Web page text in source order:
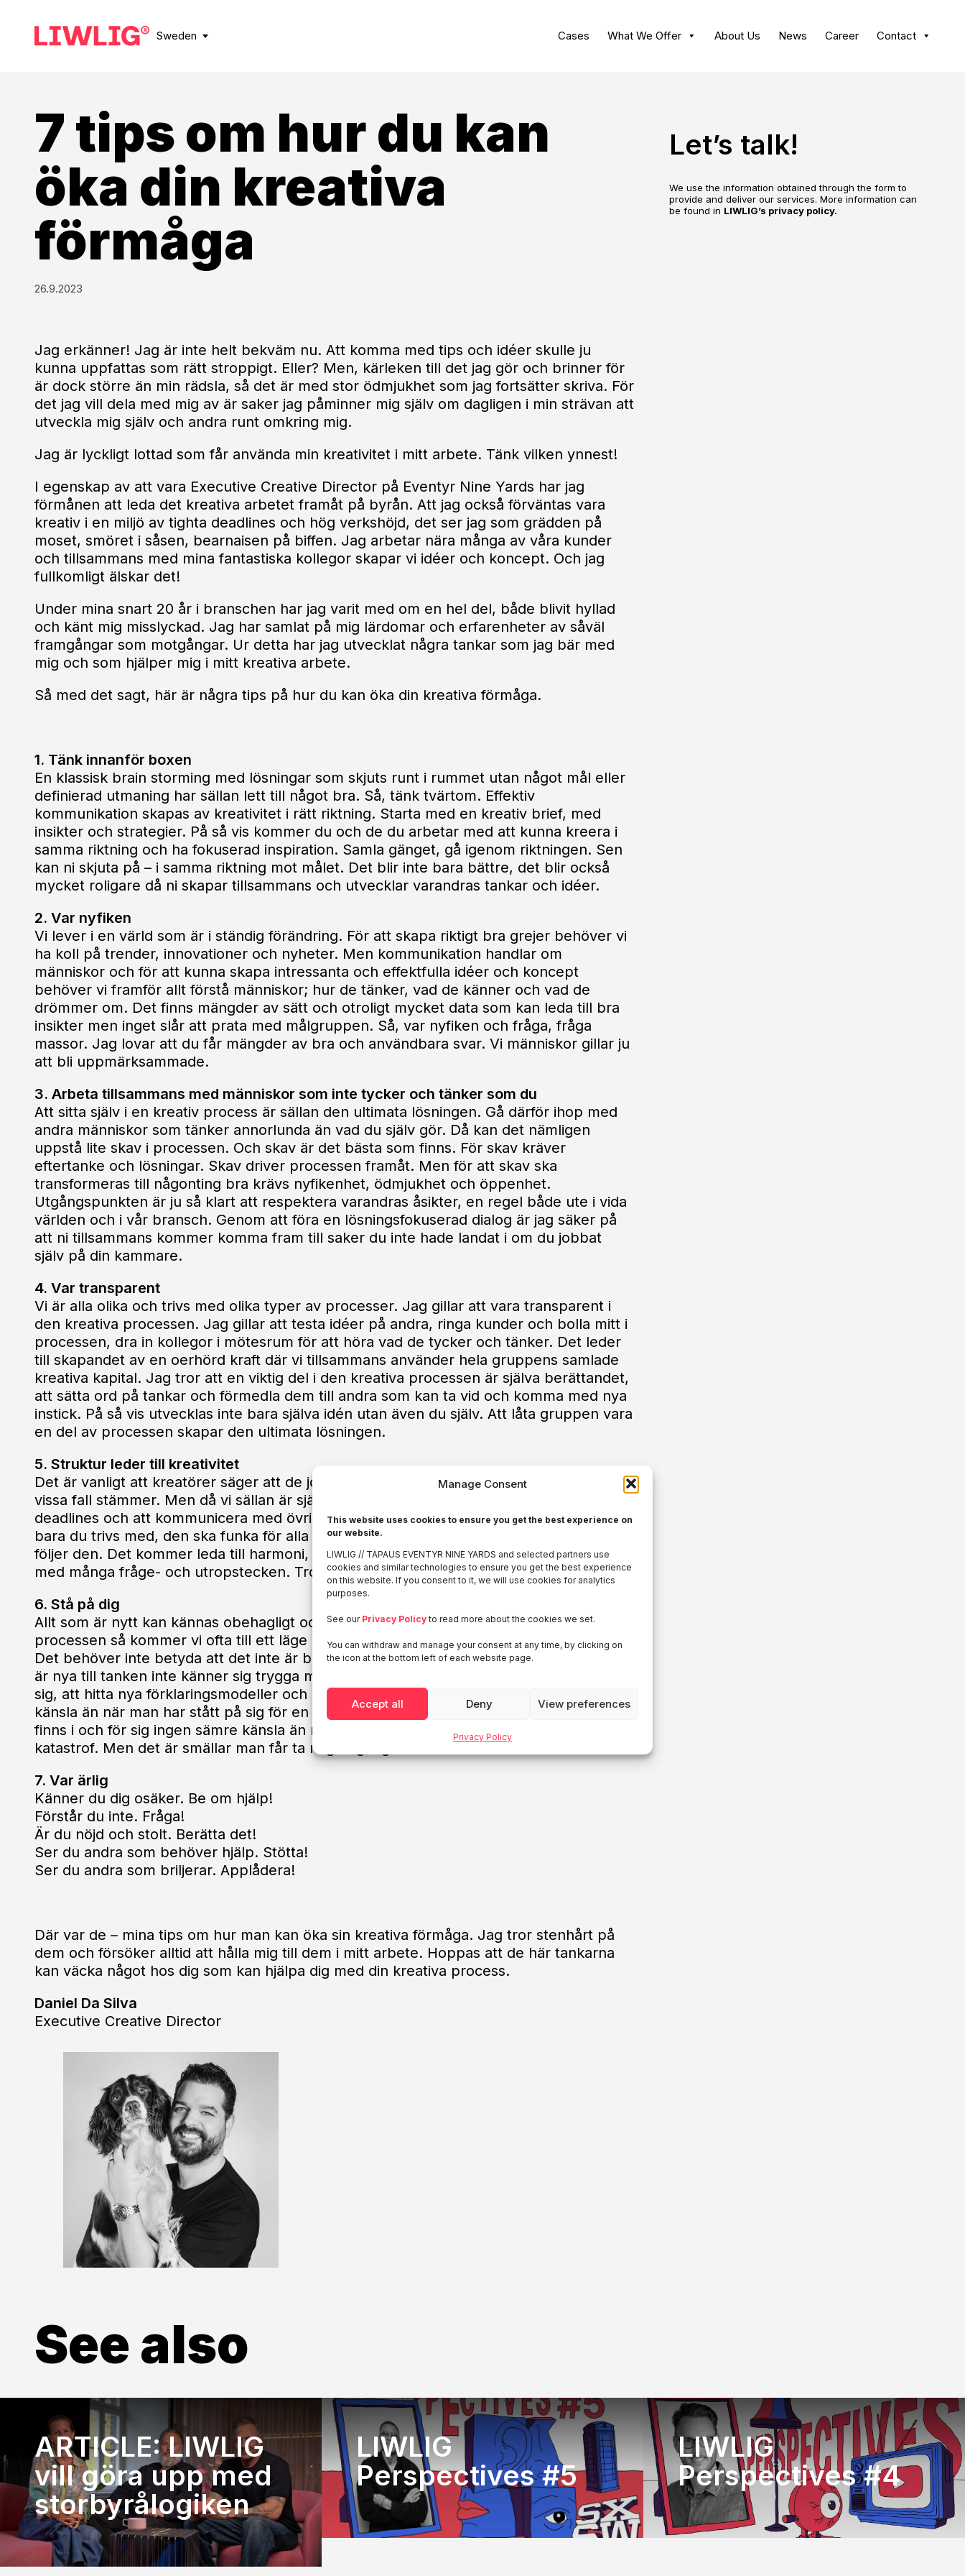
Manage Consent
This website uses cookies to ensure you get the best experience on
our website.
LIWLIG // TAPAUS EVENTYR NINE YARDS and selected partners use
cookies and similar technologies to ensure you get the best experience
on this website. If you consent to it, we will use cookies for analytics
purposes.
See our Privacy Policyto read more about the cookies we set.
You can withdraw and manage your consent at any time, by clicking on
the icon at the bottom left of each website page.
Accept all Deny View preferences
Privacy Policy
Sweden Cases What We Offer About Us News Career Contact
7 tips om hur du kan
öka din kreativa
förmåga
26.9.2023
Jag erkänner! Jag är inte helt bekväm nu. Att komma med tips och idéer skulle ju
kunna uppfattas som rätt stroppigt. Eller? Men, kärleken till det jag gör och brinner för
är dock större än min rädsla, så det är med stor ödmjukhet som jag fortsätter skriva. För
det jag vill dela med mig av är saker jag påminner mig själv om dagligen i min strävan att
utveckla mig själv och andra runt omkring mig.
Jag är lyckligt lottad som får använda min kreativitet i mitt arbete. Tänk vilken ynnest!
I egenskap av att vara Executive Creative Director på Eventyr Nine Yards har jag
förmånen att leda det kreativa arbetet framåt på byrån. Att jag också förväntas vara
kreativ i en miljö av tighta deadlines och hög verkshöjd, det ser jag som grädden på
moset, smöret i såsen, bearnaisen på biffen. Jag arbetar nära många av våra kunder
och tillsammans med mina fantastiska kollegor skapar vi idéer och koncept. Och jag
fullkomligt älskar det!
Under mina snart 20 år i branschen har jag varit med om en hel del, både blivit hyllad
och känt mig misslyckad. Jag har samlat på mig lärdomar och erfarenheter av såväl
framgångar som motgångar. Ur detta har jag utvecklat några tankar som jag bär med
mig och som hjälper mig i mitt kreativa arbete.
Så med det sagt, här är några tips på hur du kan öka din kreativa förmåga.
1. Tänk innanför boxen
En klassisk brain storming med lösningar som skjuts runt i rummet utan något mål eller
definierad utmaning har sällan lett till något bra. Så, tänk tvärtom. Effektiv
kommunikation skapas av kreativitet i rätt riktning. Starta med en kreativ brief, med
insikter och strategier. På så vis kommer du och de du arbetar med att kunna kreera i
samma riktning och ha fokuserad inspiration. Samla gänget, gå igenom riktningen. Sen
kan ni skjuta på – i samma riktning mot målet. Det blir inte bara bättre, det blir också
mycket roligare då ni skapar tillsammans och utvecklar varandras tankar och idéer.
2. Var nyfiken
Vi lever i en värld som är i ständig förändring. För att skapa riktigt bra grejer behöver vi
ha koll på trender, innovationer och nyheter. Men kommunikation handlar om
människor och för att kunna skapa intressanta och effektfulla idéer och koncept
behöver vi framför allt förstå människor; hur de tänker, vad de känner och vad de
drömmer om. Det finns mängder av sätt och otroligt mycket data som kan leda till bra
insikter men inget slår att prata med målgruppen. Så, var nyfiken och fråga, fråga
massor. Jag lovar att du får mängder av bra och användbara svar. Vi människor gillar ju
att bli uppmärksammade.
3. Arbeta tillsammans med människor som inte tycker och tänker som du
Att sitta själv i en kreativ process är sällan den ultimata lösningen. Gå därför ihop med
andra människor som tänker annorlunda än vad du själv gör. Då kan det nämligen
uppstå lite skav i processen. Och skav är det bästa som finns. För skav kräver
eftertanke och lösningar. Skav driver processen framåt. Men för att skav ska
transformeras till någonting bra krävs nyfikenhet, ödmjukhet och öppenhet.
Utgångspunkten är ju så klart att respektera varandras åsikter, en regel både ute i vida
världen och i vår bransch. Genom att föra en lösningsfokuserad dialog är jag säker på
att ni tillsammans kommer komma fram till saker du inte hade landat i om du jobbat
själv på din kammare.
4. Var transparent
Vi är alla olika och trivs med olika typer av processer. Jag gillar att vara transparent i
den kreativa processen. Jag gillar att testa idéer på andra, ringa kunder och bolla mitt i
processen, dra in kollegor i mötesrum för att höra vad de tycker och tänker. Det leder
till skapandet av en oerhörd kraft där vi tillsammans använder hela gruppens samlade
kreativa kapital. Jag tror att en viktig del i den kreativa processen är själva berättandet,
att sätta ord på tankar och förmedla dem till andra som kan ta vid och komma med nya
instick. På så vis utvecklas inte bara själva idén utan även du själv. Att låta gruppen vara
en del av processen skapar den ultimata lösningen.
5. Struktur leder till kreativitet
Det är vanligt att kreatörer säger att de jobbar bäst under press. Jag kan intyga att det i
vissa fall stämmer. Men då vi sällan är själva i en process är det av yttersta vikt att hålla
deadlines och att kommunicera med övriga i teamet. Hitta därför en process som inte
bara du trivs med, den ska funka för alla involverade och det är viktigt att se till att alla
följer den. Det kommer leda till harmoni, high fives och hejarop snarare än oroliga mail
med många fråge- och utropstecken. Tro mig. Jag talar av erfarenhet…
6. Stå på dig
Allt som är nytt kan kännas obehagligt och otryggt i början. När det gäller den kreativa
processen så kommer vi ofta till ett läge där vi får ”mothugg” på våra tankar och idéer.
Det behöver inte betyda att det inte är bra tankar och idéer, snarare att människor som
är nya till tanken inte känner sig trygga med den. Här gäller det att ibland våga stå på
sig, att hitta nya förklaringsmodeller och att våga tro på sin idé. Det finns ingen bättre
känsla än när man har stått på sig för en idé som i slutändan visar sig vara succé. Det
finns i och för sig ingen sämre känsla än när man fightats för en idé som visade sig vara
katastrof. Men det är smällar man får ta någon gång också.
7. Var ärlig
Känner du dig osäker. Be om hjälp!
Förstår du inte. Fråga!
Är du nöjd och stolt. Berätta det!
Ser du andra som behöver hjälp. Stötta!
Ser du andra som briljerar. Applådera!
Där var de – mina tips om hur man kan öka sin kreativa förmåga. Jag tror stenhårt på
dem och försöker alltid att hålla mig till dem i mitt arbete. Hoppas att de här tankarna
kan väcka något hos dig som kan hjälpa dig med din kreativa process.
Daniel Da Silva
Executive Creative Director
Let’s talk!
We use the information obtained through the form to
provide and deliver our services. More information can
be found in LIWLIG’s privacy policy.
See also
ARTICLE: LIWLIG
vill göra upp med
storbyrålogiken
LIWLIG
Perspectives #5
LIWLIG
Perspectives #4